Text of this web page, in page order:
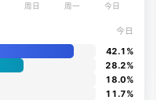
周日
周一
今日
今日
42.1%
28.2%
18.0%
11.7%